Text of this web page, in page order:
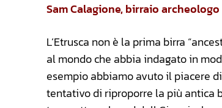
Sam Calagione, birraio archeologo
L’Etrusca non è la prima birra
al mondo che abbia indagato in
esempio abbiamo avuto il piacere
tentativo di riproporre la più antica